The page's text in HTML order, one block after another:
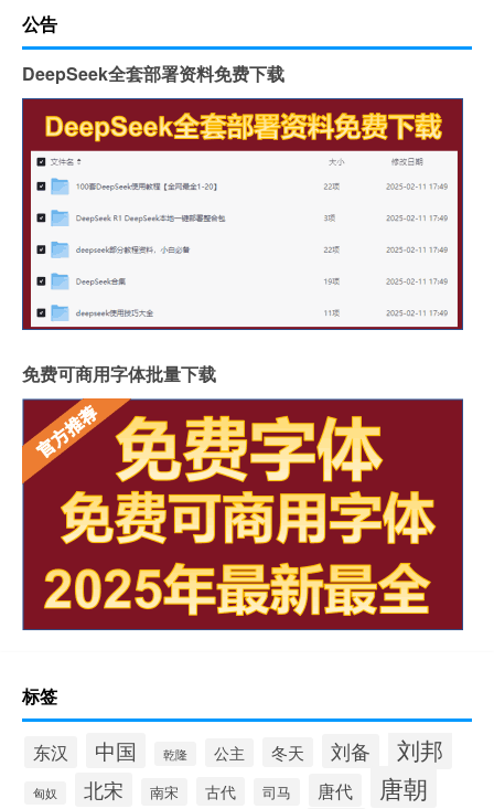
公告
DeepSeek全套部署资料免费下载
免费可商用字体批量下载
标签
东汉 中国 乾隆 公主 冬天 刘备 刘邦
匈奴 北宋 南宋 古代 司马 唐代 唐朝